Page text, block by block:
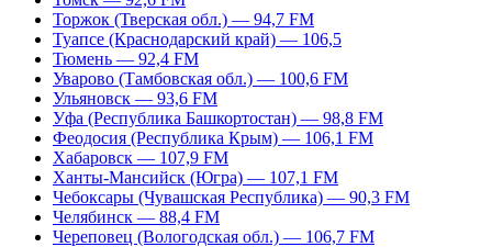
Торжок (Тверская обл.) — 94,7 FM
Туапсе (Краснодарский край) — 106,5
Тюмень — 92,4 FM
Уварово (Тамбовская обл.) — 100,6 FM
Ульяновск — 93,6 FM
Уфа (Республика Башкортостан) — 98,8 FM
Феодосия (Республика Крым) — 106,1 FM
Хабаровск — 107,9 FM
Ханты-Мансийск (Югра) — 107,1 FM
Чебоксары (Чувашская Республика) — 90,3 FM
Челябинск — 88,4 FM
Череповец (Вологодская обл.) — 106,7 FM